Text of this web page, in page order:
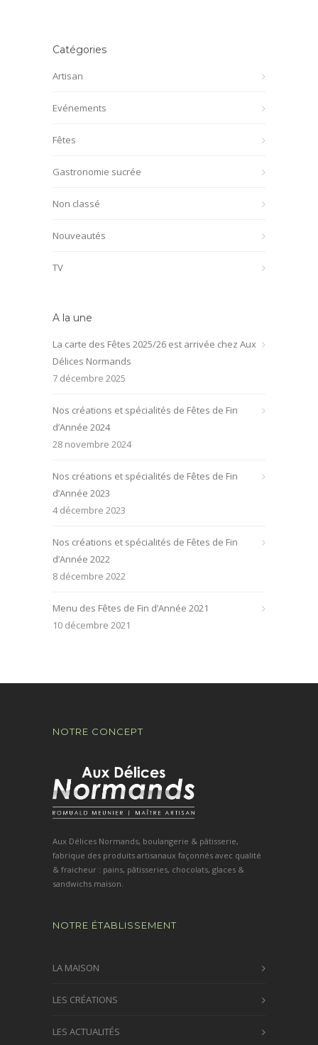
Catégories
Artisan
Evénements
Fêtes
Gastronomie sucrée
Non classé
Nouveautés
TV
A la une
La carte des Fêtes 2025/26 est arrivée chez Aux
Délices Normands
7 décembre 2025
Nos créations et spécialités de Fêtes de Fin
d’Année 2024
28 novembre 2024
Nos créations et spécialités de Fêtes de Fin
d’Année 2023
4 décembre 2023
Nos créations et spécialités de Fêtes de Fin
d’Année 2022
8 décembre 2022
Menu des Fêtes de Fin d’Année 2021
10 décembre 2021
NOTRE CONCEPT
Aux Délices Normands, boulangerie & pâtisserie,
fabrique des produits artisanaux façonnés avec qualité
& fraicheur : pains, pâtisseries, chocolats, glaces &
sandwichs maison.
NOTRE ÉTABLISSEMENT
LA MAISON
LES CRÉATIONS
LES ACTUALITÉS